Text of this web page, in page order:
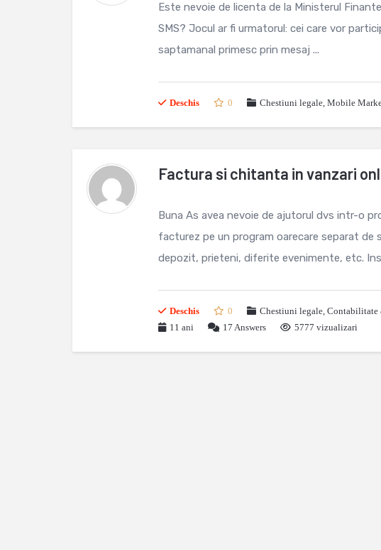
Este nevoie de licenta de la Ministerul
SMS? Jocul ar fi urmatorul: cei care vor
saptamanal primesc prin mesaj ...
Deschis 0 Chestiuni legale, Mobile
Factura si chitanta in vanzari
Buna As avea nevoie de ajutorul dvs intr-o
facturez pe un program oarecare separat de
depozit, prieteni, diferite evenimente, etc.
Deschis 0 Chestiuni legale, Contabilitate
11 ani
17 Answers 5777 vizualizari